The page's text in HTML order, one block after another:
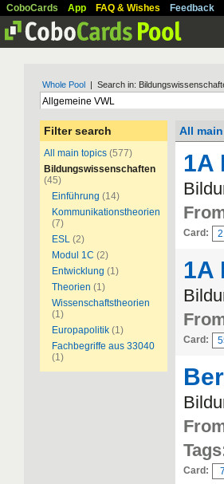
CoboCards App FAQ & Wishes Feedback
Whole Pool | Search in:
Filter search
All main topics (577)
Bildungswissenschaften
(45)
Einführung (14)
Kommunikationstheorien
(7)
ESL (2)
Modul 1C (2)
Entwicklung (1)
Theorien (1)
Wissenschaftstheorien
(1)
Europapolitik (1)
Fachbegriffe aus 33040
(1)
All
1A
Card:
1A
Card:
Card: 7